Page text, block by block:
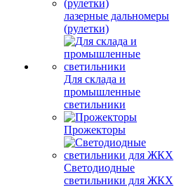
лазерные дальномеры
(рулетки)
Для склада и
промышленные
светильники
Прожекторы
Светодиодные
светильники для ЖКХ